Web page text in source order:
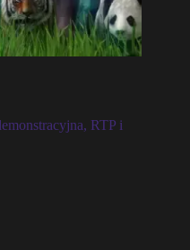
RTP i